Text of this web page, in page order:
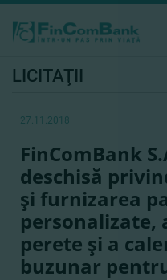
LICITAŢII
27.11.2018
FinComBank
deschisă
şi furnizarea
personalizate,
perete şi a
buzunar